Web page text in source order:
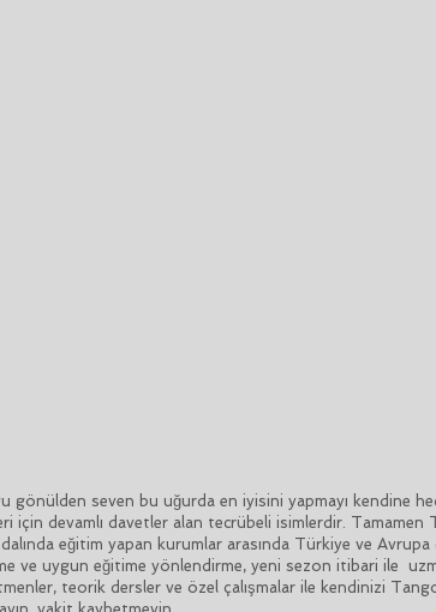
seven bu uğurda en iyisini yapmayı kendine
için devamlı davetler alan tecrübeli isimlerdir. Tamamen
eğitim yapan kurumlar arasında Türkiye ve
ve uygun eğitime yönlendirme, yeni sezon itibari ile
teorik dersler ve özel çalışmalar ile kendinizi